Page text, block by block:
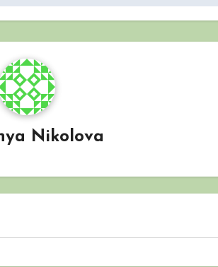
Nikolova